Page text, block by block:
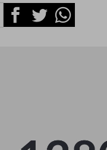
FacebookTwitterWhatsapp